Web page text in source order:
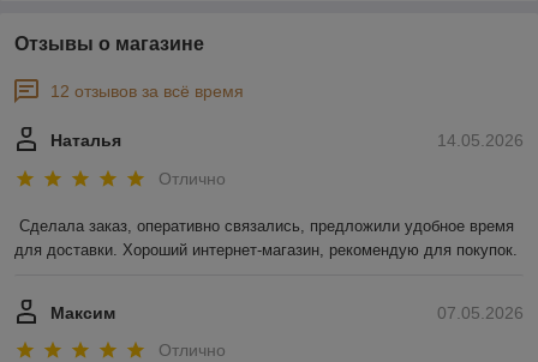
Отзывы о магазине
12 отзывов за всё время
14.05.2026
Наталья
Отлично
Сделала заказ, оперативно связались, предложили удобное время
для доставки. Хороший интернет-магазин, рекомендую для покупок.
07.05.2026
Максим
Отлично